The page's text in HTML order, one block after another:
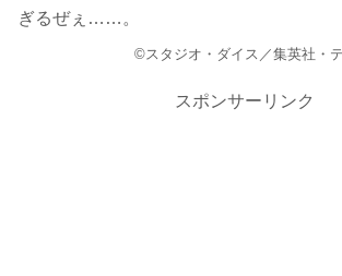
ぎるぜぇ……。
©スタジオ・ダイス／集英社・
スポンサーリンク